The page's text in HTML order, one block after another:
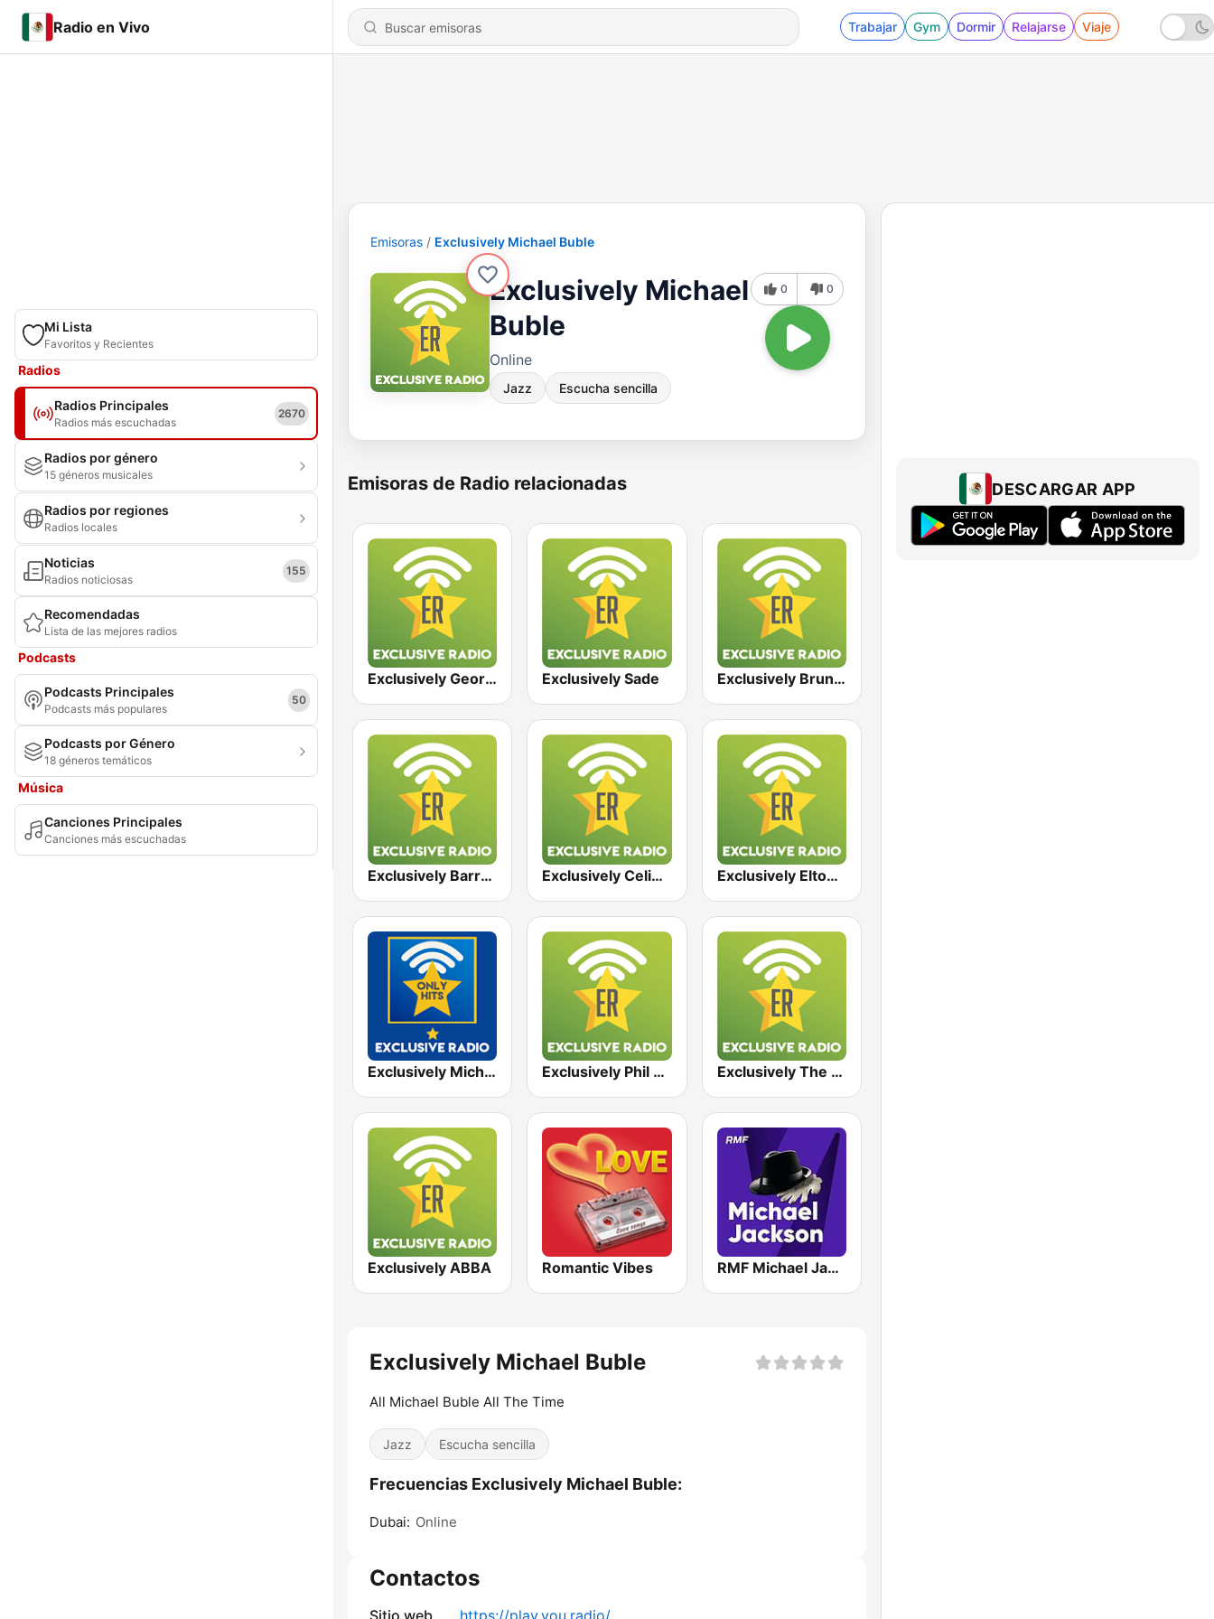
Radio en Vivo Trabajar Gym Dormir Relajarse Viaje
Mi Lista
Favoritos y Recientes
Radios
Radios Principales
Radios más escuchadas
2670
Radios por género
15 géneros musicales
Radios por regiones
Radios locales
Noticias
Radios noticiosas
155
Recomendadas
Lista de las mejores radios
Podcasts
Podcasts Principales
Podcasts más populares
50
Podcasts por Género
18 géneros temáticos
Música
Canciones Principales
Canciones más escuchadas
Emisoras Exclusively Michael Buble
Exclusively Michael
Buble
Online
Jazz Escucha sencilla
0 0
Emisoras de Radio relacionadas
Exclusively George Michael Exclusively Sade Exclusively Bruno Mars
Exclusively Barry White Exclusively Celine Dion Exclusively Elton John
Exclusively Michael Jackson - HITS Exclusively Phil Collins Exclusively The Bee Gees
Exclusively ABBA Romantic Vibes RMF Michael Jackson
Exclusively Michael Buble
All Michael Buble All The Time
Jazz Escucha sencilla
Frecuencias Exclusively Michael Buble:
Dubai: Online
Contactos
DESCARGAR APP